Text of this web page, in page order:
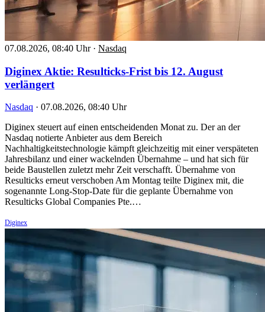
07.08.2026, 08:40 Uhr · Nasdaq
Diginex Aktie: Resulticks-Frist bis 12. August
verlängert
Nasdaq · 07.08.2026, 08:40 Uhr
Diginex steuert auf einen entscheidenden Monat zu. Der an der
Nasdaq notierte Anbieter aus dem Bereich
Nachhaltigkeitstechnologie kämpft gleichzeitig mit einer verspäteten
Jahresbilanz und einer wackelnden Übernahme – und hat sich für
beide Baustellen zuletzt mehr Zeit verschafft. Übernahme von
Resulticks erneut verschoben Am Montag teilte Diginex mit, die
sogenannte Long-Stop-Date für die geplante Übernahme von
Resulticks Global Companies Pte.…
Diginex